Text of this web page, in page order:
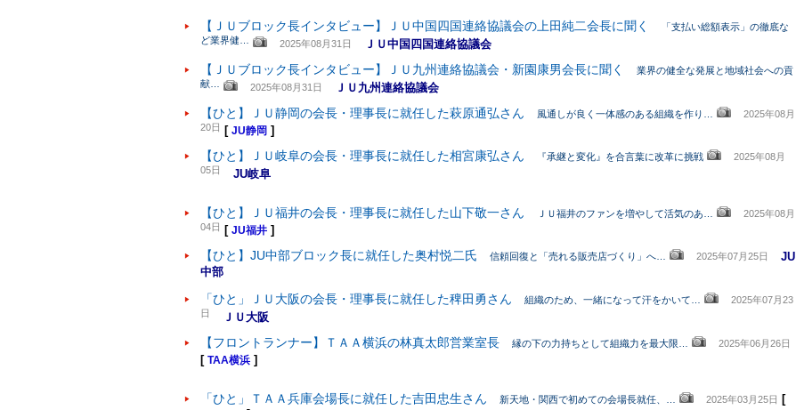
【ＪＵブロック長インタビュー】ＪＵ中国四国連絡協議会の上田純二会長に聞く 「支払い総額表示」の徹底な
ど業界健… 2025年08月31日 ＪＵ中国四国連絡協議会
【ＪＵブロック長インタビュー】ＪＵ九州連絡協議会・新園康男会長に聞く 業界の健全な発展と地域社会への貢
献… 2025年08月31日 ＪＵ九州連絡協議会
【ひと】ＪＵ静岡の会長・理事長に就任した萩原通弘さん 風通しが良く一体感のある組織を作り… 2025年08月
20日 [ JU静岡 ]
【ひと】ＪＵ岐阜の会長・理事長に就任した相宮康弘さん 『承継と変化』を合言葉に改革に挑戦 2025年08月
05日 JU岐阜
【ひと】ＪＵ福井の会長・理事長に就任した山下敬一さん ＪＵ福井のファンを増やして活気のあ… 2025年08月
04日 [ JU福井 ]
【ひと】JU中部ブロック長に就任した奥村悦二氏 信頼回復と「売れる販売店づくり」へ… 2025年07月25日 JU
中部
「ひと」ＪＵ大阪の会長・理事長に就任した稗田勇さん 組織のため、一緒になって汗をかいて… 2025年07月23
日 ＪＵ大阪
【フロントランナー】ＴＡＡ横浜の林真太郎営業室長 縁の下の力持ちとして組織力を最大限… 2025年06月26日
[ TAA横浜 ]
「ひと」ＴＡＡ兵庫会場長に就任した吉田忠生さん 新天地・関西で初めての会場長就任、… 2025年03月25日 [